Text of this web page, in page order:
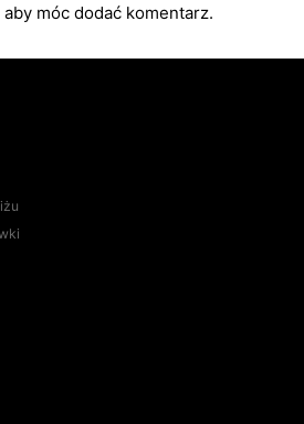
aby móc dodać komentarz.